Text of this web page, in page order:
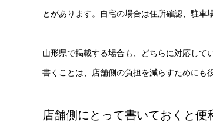
とがあります。自宅の場合は住所確認、駐車
山形県で掲載する場合も、どちらに対応して
書くことは、店舗側の負担を減らすためにも
店舗側にとって書いておくと便